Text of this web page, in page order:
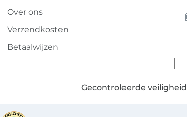
Over ons
Verzendkosten
Betaalwijzen
Gecontroleerde veiligheid